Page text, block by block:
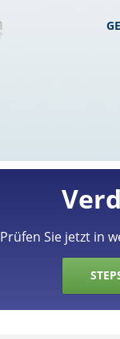
Prüfen Sie jetzt in